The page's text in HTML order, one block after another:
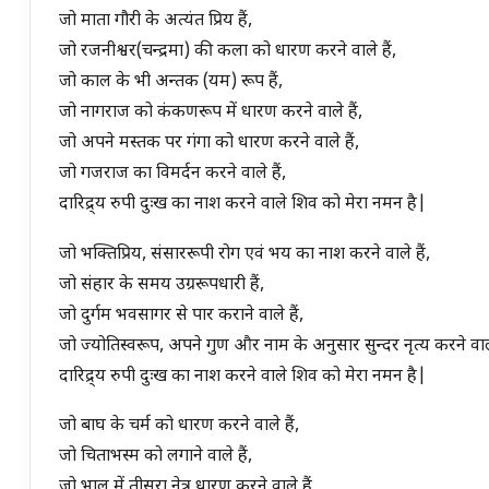
जो माता गौरी के अत्यंत प्रिय हैं,
जो रजनीश्वर(चन्द्रमा) की कला को धारण करने वाले हैं,
जो काल के भी अन्तक (यम) रूप हैं,
जो नागराज को कंकणरूप में धारण करने वाले हैं,
जो अपने मस्तक पर गंगा को धारण करने वाले हैं,
जो गजराज का विमर्दन करने वाले हैं,
दारिद्र्य रुपी दुःख का नाश करने वाले शिव को मेरा नमन है|
जो भक्तिप्रिय, संसाररूपी रोग एवं भय का नाश करने वाले हैं,
जो संहार के समय उग्ररूपधारी हैं,
जो दुर्गम भवसागर से पार कराने वाले हैं,
जो ज्योतिस्वरूप, अपने गुण और नाम के अनुसार सुन्दर नृत्य करने
दारिद्र्य रुपी दुःख का नाश करने वाले शिव को मेरा नमन है|
जो बाघ के चर्म को धारण करने वाले हैं,
जो चिताभस्म को लगाने वाले हैं,